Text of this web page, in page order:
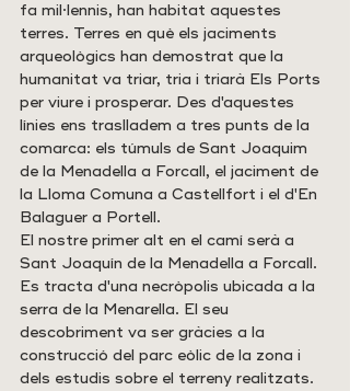
fa mil·lennis, han habitat aquestes
terres. Terres en què els jaciments
arqueològics han demostrat que la
humanitat va triar, tria i triarà Els Ports
per viure i prosperar. Des d'aquestes
línies ens traslladem a tres punts de la
comarca: els túmuls de Sant Joaquim
de la Menadella a Forcall, el jaciment de
la Lloma Comuna a Castellfort i el d'En
Balaguer a Portell.
El nostre primer alt en el camí serà a
Sant Joaquín de la Menadella a Forcall.
Es tracta d'una necròpolis ubicada a la
serra de la Menarella. El seu
descobriment va ser gràcies a la
construcció del parc eòlic de la zona i
dels estudis sobre el terreny realitzats.